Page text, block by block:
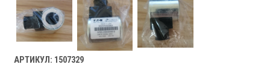
АРТИКУЛ: 1507329